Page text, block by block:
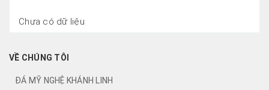
Chưa có dữ liệu
VỀ CHÚNG TÔI
ĐÁ MỸ NGHỆ KHÁNH LINH